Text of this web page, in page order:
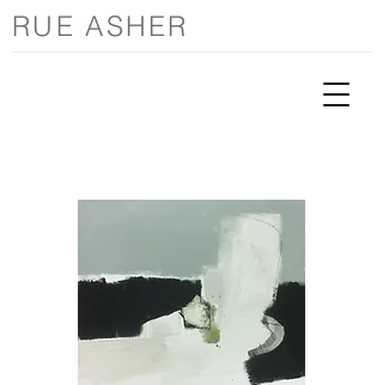
RUE ASHER